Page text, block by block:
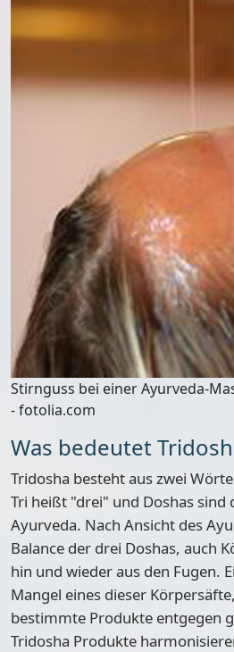
Stirnguss bei einer Ayurveda-
- fotolia.com
Was bedeutet
Tridosha besteht auszwei
Tri heißt "drei" und Doshas sind
Ayurveda. Nach Ansicht des
Balance der drei Doshas, auch
hin und wieder aus den Fugen.
Mangel eines dieser
bestimmte Produkte entgegen
Tridosha Produkte